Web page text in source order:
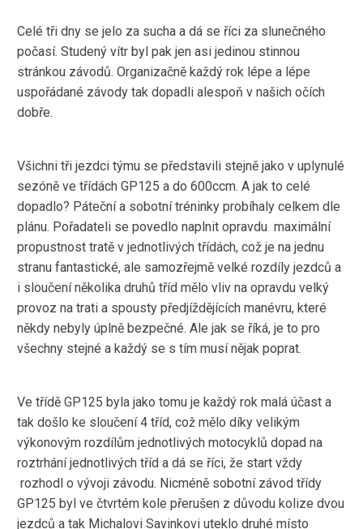
Celé tři dny se jelo za sucha a dá se říci za slunečného
počasí. Studený vítr byl pak jen asi jedinou stinnou
stránkou závodů. Organizačně každý rok lépe a lépe
uspořádané závody tak dopadli alespoň v našich očích
dobře.
Všichni tři jezdci týmu se představili stejně jako v uplynulé
sezóně ve třídách GP125 a do 600ccm. A jak to celé
dopadlo? Páteční a sobotní tréninky probíhaly celkem dle
plánu. Pořadateli se povedlo naplnit opravdu maximální
propustnost tratě v jednotlivých třídách, což je na jednu
stranu fantastické, ale samozřejmě velké rozdíly jezdců a
i sloučení několika druhů tříd mělo vliv na opravdu velký
provoz na trati a spousty předjíždějících manévru, které
někdy nebyly úplně bezpečné. Ale jak se říká, je to pro
všechny stejné a každý se s tím musí nějak poprat.
Ve třídě GP125 byla jako tomu je každý rok malá účast a
tak došlo ke sloučení 4 tříd, což mělo díky velikým
výkonovým rozdílům jednotlivých motocyklů dopad na
roztrhání jednotlivých tříd a dá se říci, že start vždy
rozhodl o vývoji závodu. Nicméně sobotní závod třídy
GP125 byl ve čtvrtém kole přerušen z důvodu kolize dvou
jezdců a tak Michalovi Savinkovi uteklo druhé místo